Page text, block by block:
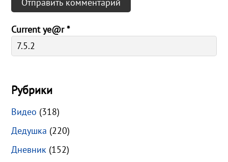
Current ye@r*
Рубрики
Видео (318)
Дедушка (220)
Дневник (152)